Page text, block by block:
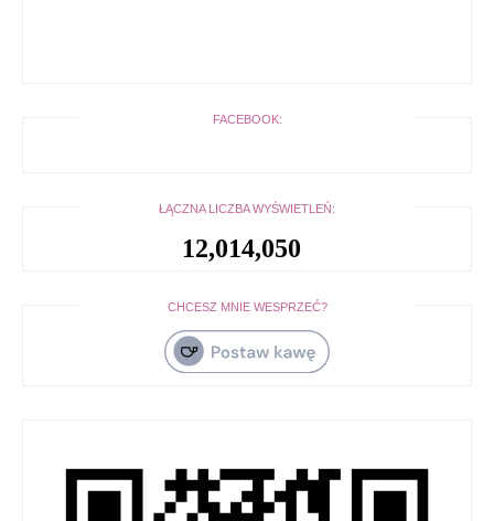
FACEBOOK:
ŁĄCZNA LICZBA WYŚWIETLEŃ:
12,014,050
CHCESZ MNIE WESPRZEĆ?